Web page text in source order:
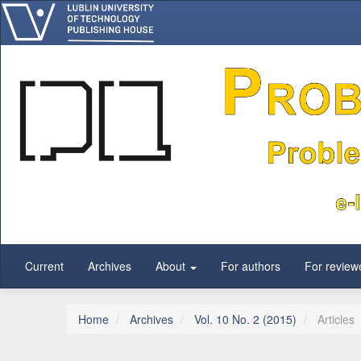
Main Navigation
Main Content
Sidebar
Current Archives About For authors For
Home Archives Vol. 10 No. 2 (2015) Articles